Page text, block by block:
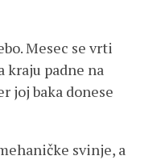
Mesec se vrti
kraju padne na
joj baka donese
svinje, a